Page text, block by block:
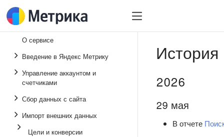
О сервисе
Введение в Яндекс Метрику
Управление аккаунтом и
счетчиками
Сбор данных с сайта
Импорт внешних данных
Цели и конверсии
2026
29 мая
В отчете